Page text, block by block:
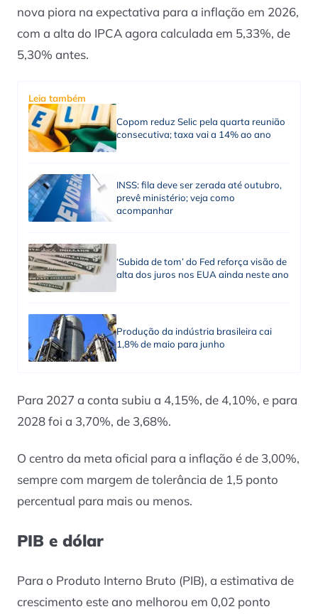
nova piora na expectativa para a inflação em 2026,
com a alta do IPCA agora calculada em 5,33%, de
5,30% antes.
Leia também
Copom reduz Selic pela quarta reunião
consecutiva; taxa vai a 14% ao ano
INSS: fila deve ser zerada até outubro,
prevê ministério; veja como
acompanhar
‘Subida de tom’ do Fed reforça visão de
alta dos juros nos EUA ainda neste ano
Produção da indústria brasileira cai
1,8% de maio para junho
Para 2027 a conta subiu a 4,15%, de 4,10%, e para
2028 foi a 3,70%, de 3,68%.
O centro da meta oficial para a inflação é de 3,00%,
sempre com margem de tolerância de 1,5 ponto
percentual para mais ou menos.
PIB e dólar
Para o Produto Interno Bruto (PIB), a estimativa de
crescimento este ano melhorou em 0,02 ponto